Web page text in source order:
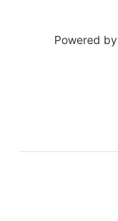
Powered by